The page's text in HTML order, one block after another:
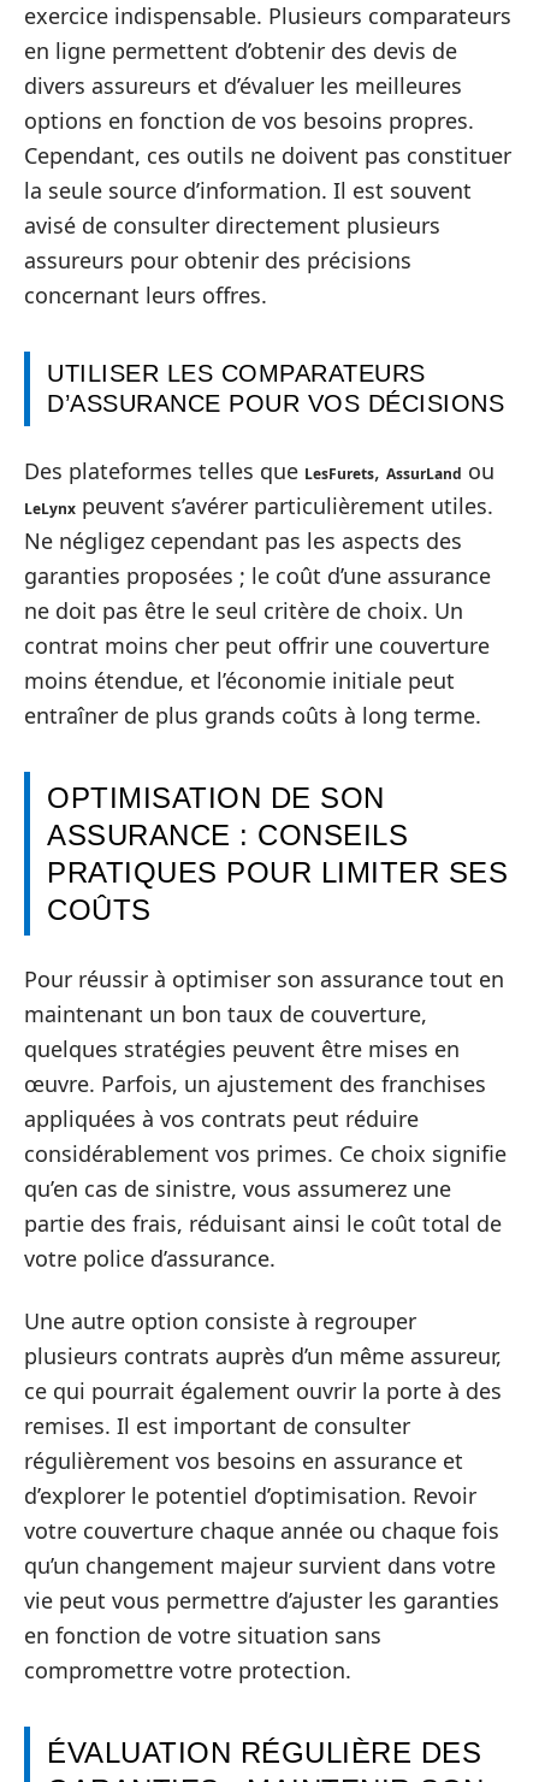
exercice indispensable. Plusieurs comparateurs
en ligne permettent d’obtenir des devis de
divers assureurs et d’évaluer les meilleures
options en fonction de vos besoins propres.
Cependant, ces outils ne doivent pas constituer
la seule source d’information. Il est souvent
avisé de consulter directement plusieurs
assureurs pour obtenir des précisions
concernant leurs offres.
UTILISER LES COMPARATEURS
D’ASSURANCE POUR VOS DÉCISIONS
Des plateformes telles que LesFurets, AssurLand ou
LeLynx peuvent s’avérer particulièrement utiles.
Ne négligez cependant pas les aspects des
garanties proposées ; le coût d’une assurance
ne doit pas être le seul critère de choix. Un
contrat moins cher peut offrir une couverture
moins étendue, et l’économie initiale peut
entraîner de plus grands coûts à long terme.
OPTIMISATION DE SON
ASSURANCE : CONSEILS
PRATIQUES POUR LIMITER SES
COÛTS
Pour réussir à optimiser son assurance tout en
maintenant un bon taux de couverture,
quelques stratégies peuvent être mises en
œuvre. Parfois, un ajustement des franchises
appliquées à vos contrats peut réduire
considérablement vos primes. Ce choix signifie
qu’en cas de sinistre, vous assumerez une
partie des frais, réduisant ainsi le coût total de
votre police d’assurance.
Une autre option consiste à regrouper
plusieurs contrats auprès d’un même assureur,
ce qui pourrait également ouvrir la porte à des
remises. Il est important de consulter
régulièrement vos besoins en assurance et
d’explorer le potentiel d’optimisation. Revoir
votre couverture chaque année ou chaque fois
qu’un changement majeur survient dans votre
vie peut vous permettre d’ajuster les garanties
en fonction de votre situation sans
compromettre votre protection.
ÉVALUATION RÉGULIÈRE DES